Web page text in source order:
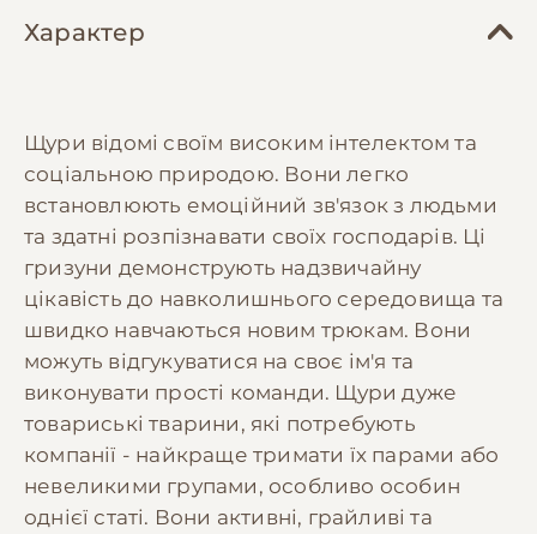
Характер
Щури відомі своїм високим інтелектом та
соціальною природою. Вони легко
встановлюють емоційний зв'язок з людьми
та здатні розпізнавати своїх господарів. Ці
гризуни демонструють надзвичайну
цікавість до навколишнього середовища та
швидко навчаються новим трюкам. Вони
можуть відгукуватися на своє ім'я та
виконувати прості команди. Щури дуже
товариські тварини, які потребують
компанії - найкраще тримати їх парами або
невеликими групами, особливо особин
однієї статі. Вони активні, грайливі та